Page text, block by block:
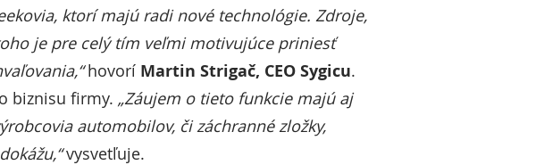
ktorí majú radi nové technológie. Zdroje,
je pre celý tím veľmi motivujúce priniesť
hovorí Martin Strigač, CEO Sygicu.
biznisu firmy. „Záujem o tieto funkcie majú aj
automobilov, či záchranné zložky,
vysvetľuje.